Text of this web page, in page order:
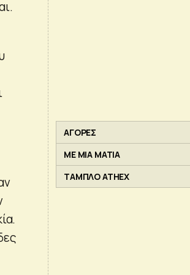
ΑΓΟΡΕΣ
ΜΕ ΜΙΑ ΜΑΤΙΑ
ΤΑΜΠΛΟ ATHEX